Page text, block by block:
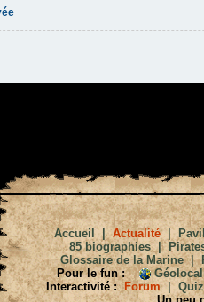
Accueil|Actualité|
85 biographies|
Glossaire de la Marine|
Pour le fun :
Interactivité : Forum| Quiz